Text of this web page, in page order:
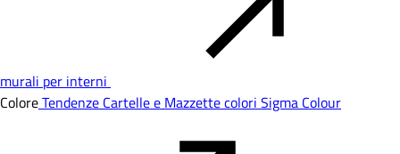
murali per interni
ColoreTendenze Cartelle e Mazzette colori Sigma Colour